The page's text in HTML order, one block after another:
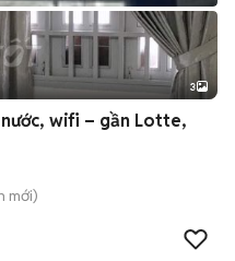
3
wifi – gần Lotte,
mới)